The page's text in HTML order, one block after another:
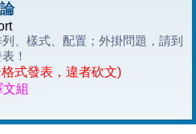
、樣式、配置；外掛問題，請到
！
式發表，違者砍文)
文組